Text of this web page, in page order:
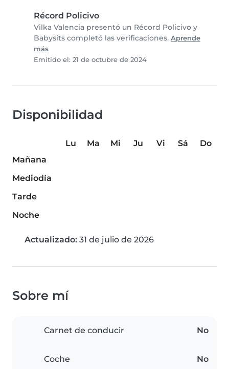
Récord Policivo
Vilka Valencia presentó un Récord Policivo y
Babysits completó las verificaciones. Aprende
más
Emitido el: 21 de octubre de 2024
Disponibilidad
Lu Ma Mi Ju Vi Sá
Do
Mañana
Mediodía
Tarde
Noche
Actualizado: 31 de julio de 2026
Sobre mí
Carnet de conducir No
Coche No